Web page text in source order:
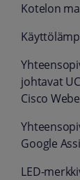
Kotelon
johtavat
Cisco
Google
LED-